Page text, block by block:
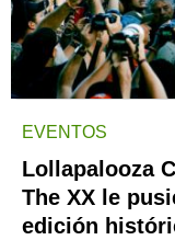
EVENTOS
Lollapalooza
The XX le
edición